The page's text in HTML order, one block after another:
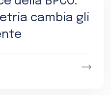
cambia gli